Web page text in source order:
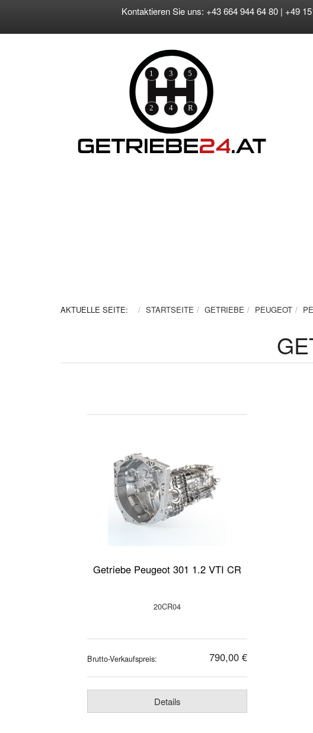
Kontaktieren Sie uns: +43 664 944 64 80 | +49
AKTUELLE SEITE: STARTSEITE GETRIEBE PEUGEOT
Getriebe Peugeot 301 1.2 VTI CR
20CR04
Brutto-Verkaufspreis: 790,00 €
Details